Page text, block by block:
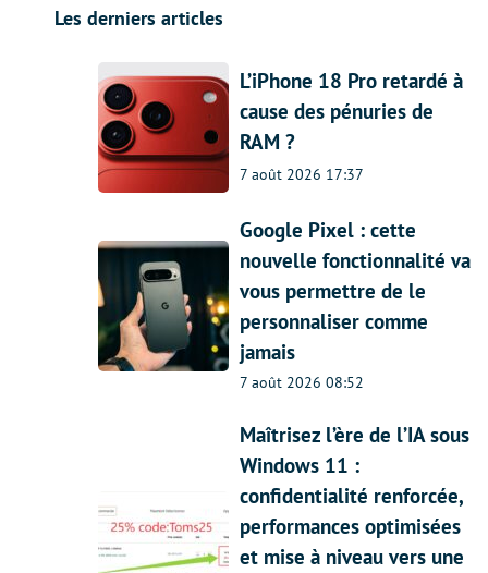
Les derniers articles
L’iPhone 18 Pro retardé à
cause des pénuries de
RAM ?
7 août 2026 17:37
Google Pixel : cette
nouvelle fonctionnalité va
vous permettre de le
personnaliser comme
jamais
7 août 2026 08:52
Maîtrisez l’ère de l’IA sous
Windows 11 :
confidentialité renforcée,
performances optimisées
et mise à niveau vers une